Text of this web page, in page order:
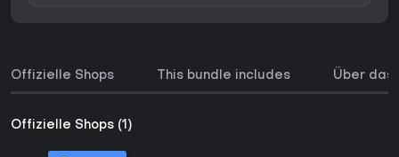
Offizielle Shops This bundle includes Über das
Offizielle Shops (1)